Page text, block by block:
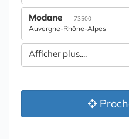
Modane - 73500
Auvergne-Rhône-Alpes
Afficher plus....